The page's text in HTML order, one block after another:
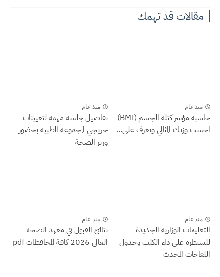
مقالات قد تهمك
منذ عام
حاسبة مؤشر كتلة الجسم (BMI)
احسب وزنك المثالي وتعرف على...
منذ عام
تفاصيل جلسة مهمة لتعيينات
خريجي المجموعة الطبية بحضور
وزير الصحة
منذ عام
التعليمات الوزارية الجديدة
للسيطرة على داء الكلب وجدول
اللقاحات المحدث
منذ عام
نتائج القبول في معهد الصحة
العالي 2026 كافة المحافظات pdf